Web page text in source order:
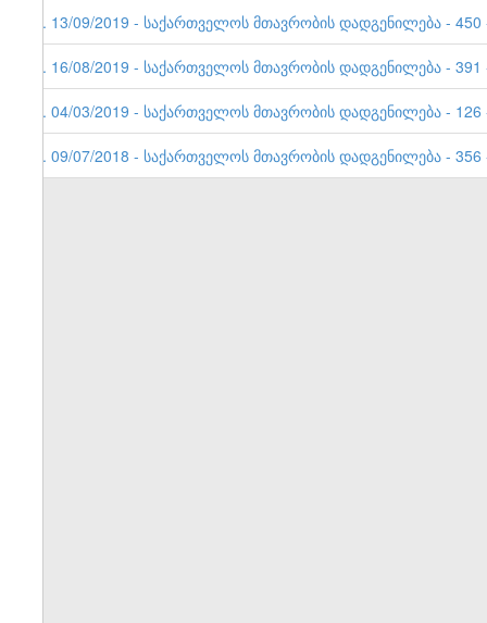
4. 13/09/2019 - საქართველოს მთავრობის დადგენილება - 450
3. 16/08/2019 - საქართველოს მთავრობის დადგენილება - 391
2. 04/03/2019 - საქართველოს მთავრობის დადგენილება - 126
1. 09/07/2018 - საქართველოს მთავრობის დადგენილება - 356